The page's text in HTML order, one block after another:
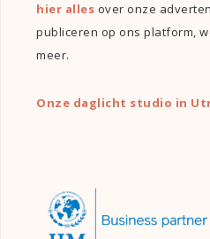
hier alles over onze
publiceren op ons platform,
meer.
Onze daglicht studio in